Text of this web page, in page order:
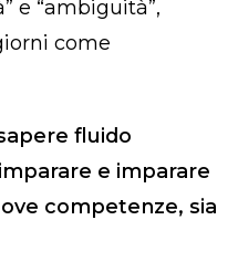
e “ambiguità”,
come
fluido
e imparare
competenze, sia